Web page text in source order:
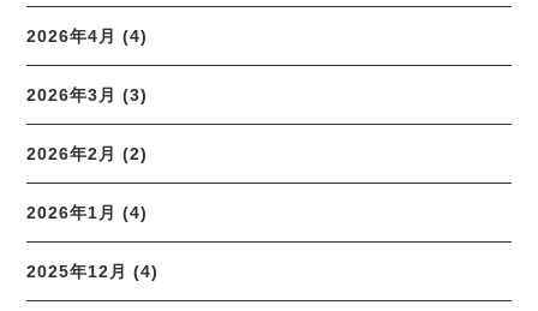
2026年4月 (4)
2026年3月 (3)
2026年2月 (2)
2026年1月 (4)
2025年12月 (4)